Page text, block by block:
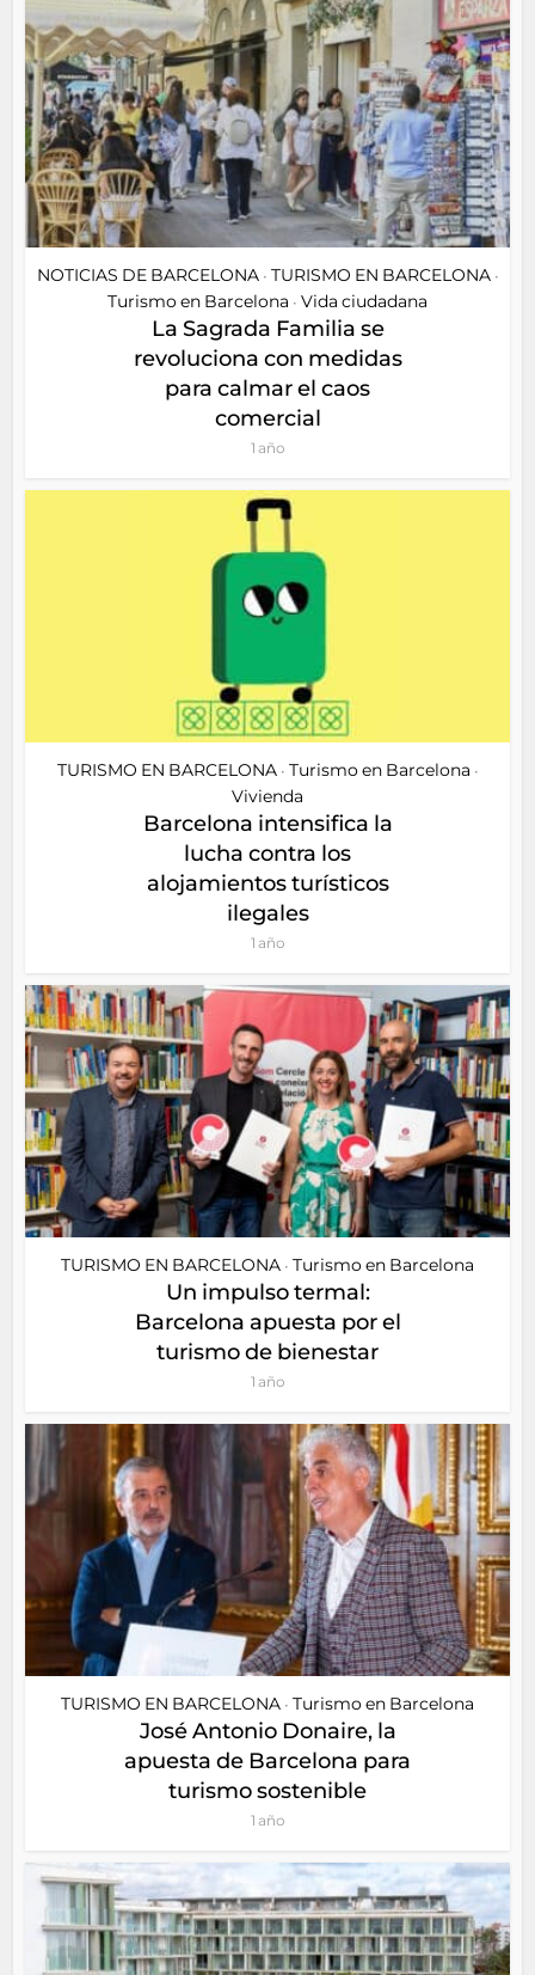
NOTICIAS DE BARCELONA • TURISMO EN BARCELONA •
Turismo en Barcelona • Vida ciudadana
La Sagrada Familia se
revoluciona con medidas
para calmar el caos
comercial
1 año
TURISMO EN BARCELONA • Turismo en Barcelona •
Vivienda
Barcelona intensifica la
lucha contra los
alojamientos turísticos
ilegales
1 año
TURISMO EN BARCELONA • Turismo en Barcelona
Un impulso termal:
Barcelona apuesta por el
turismo de bienestar
1 año
TURISMO EN BARCELONA • Turismo en Barcelona
José Antonio Donaire, la
apuesta de Barcelona para
turismo sostenible
1 año